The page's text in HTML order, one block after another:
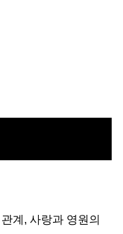
계, 사랑과 영원의